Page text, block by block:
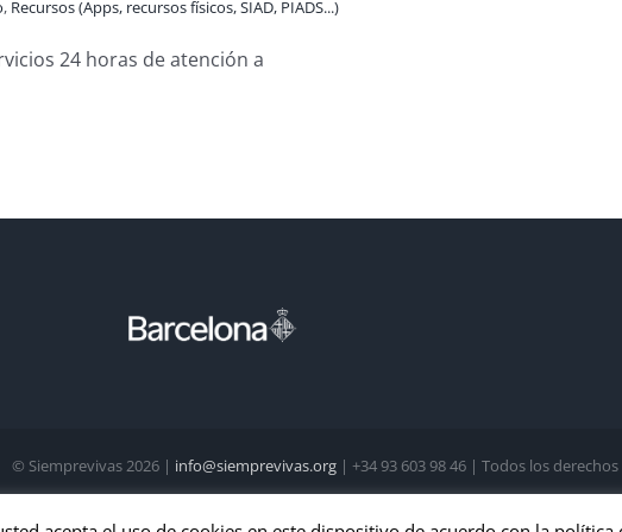
, Recursos (Apps, recursos físicos, SIAD, PIADS...)
24 horas de atención a
© Siemprevivas2026 | info@siemprevivas.org| +34 93 603 98 46 | Todos los